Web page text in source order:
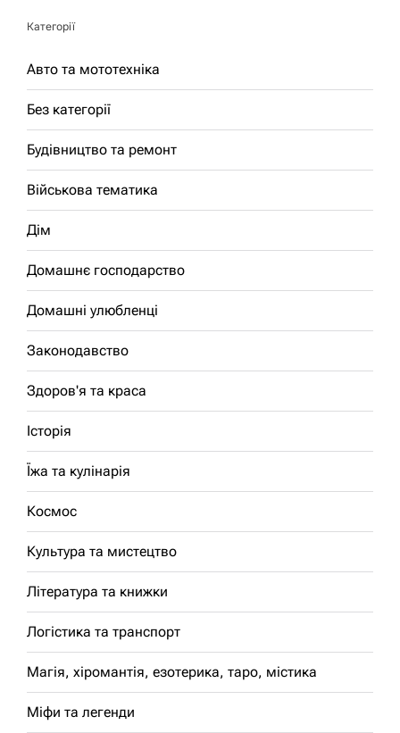
Категорії
Авто та мототехніка
Без категорії
Будівництво та ремонт
Військова тематика
Дім
Домашнє господарство
Домашні улюбленці
Законодавство
Здоров'я та краса
Історія
Їжа та кулінарія
Космос
Культура та мистецтво
Література та книжки
Логістика та транспорт
Магія, хіромантія, езотерика, таро, містика
Міфи та легенди